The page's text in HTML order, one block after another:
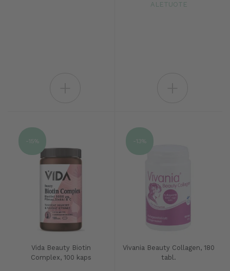
ALETUOTE
Vida Beauty Biotin
Complex, 100 kaps
-15%
Vivania Beauty Collagen, 180
tabl.
-13%